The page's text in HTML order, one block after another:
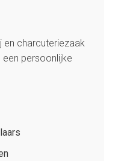
en charcuteriezaak
persoonlijke